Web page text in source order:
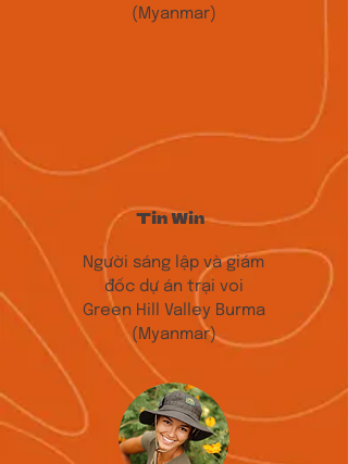
(Myanmar)
Tin Win
Người sáng lập và giám
đốc dự án trại voi
Green Hill Valley Burma
(Myanmar)